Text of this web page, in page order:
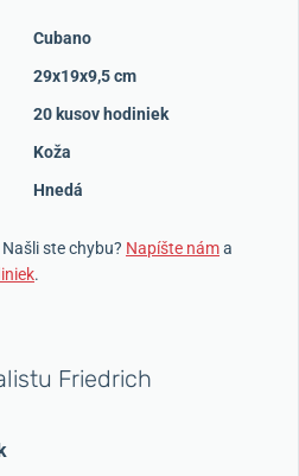
Cubano
29x19x9,5 cm
20 kusov hodiniek
Koža
Hnedá
Našli ste chybu? Napíšte náma
.
Friedrich